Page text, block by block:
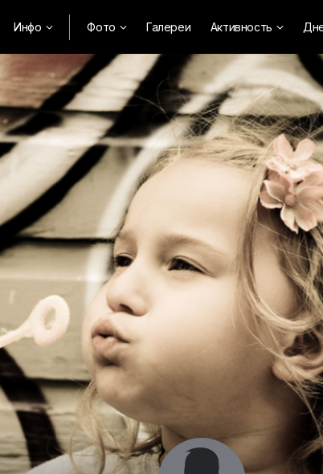
Инфо  Фото  Галереи Активность 